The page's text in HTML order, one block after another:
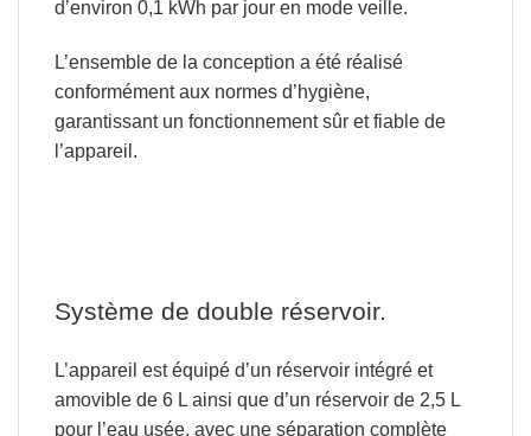
d’environ 0,1 kWh par jour en mode veille.
L’ensemble de la conception a été réalisé
conformément aux normes d’hygiène,
garantissant un fonctionnement sûr et fiable de
l’appareil.
Système de double réservoir.
L’appareil est équipé d’un réservoir intégré et
amovible de 6 L ainsi que d’un réservoir de 2,5 L
pour l’eau usée, avec une séparation complète